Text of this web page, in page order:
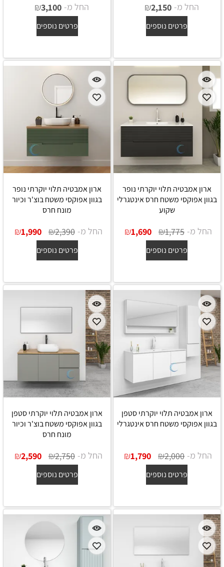
החל מ- ₪2,150
פרטים נוספים
החל מ- ₪3,100
פרטים נוספים
ארון אמבטיה תלוי יוקרתי נופר
בגוון אפוקסי משטח חרס אינטגרלי
שקוע
החל מ- ₪1,775
₪1,690
פרטים נוספים
ארון אמבטיה תלוי יוקרתי נופר
בגוון אפוקסי משטח בוצ'ר וכיור
מונח חרס
החל מ- ₪2,390
₪1,990
פרטים נוספים
ארון אמבטיה תלוי יוקרתי סטפן
בגוון אפוקסי משטח חרס אינטגרלי
החל מ- ₪2,000
₪1,790
פרטים נוספים
ארון אמבטיה תלוי יוקרתי סטפן
בגוון אפוקסי משטח בוצ'ר וכיור
מונח חרס
החל מ- ₪2,750
₪2,590
פרטים נוספים